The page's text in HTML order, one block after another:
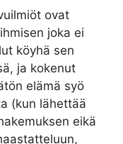
ovat
joka ei
köyhä sen
ja kokenut
elämä syö
(kun lähettää
eikä